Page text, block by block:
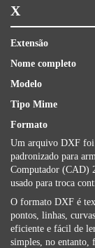
X
Extensão
Nome completo
Modelo
Tipo Mime
Formato
Um arquivo DXF foi
padronizado para
Computador (CAD)
usado para troca
O formato DXF é
pontos, linhas,
eficiente e fácil de
simples, no entanto,